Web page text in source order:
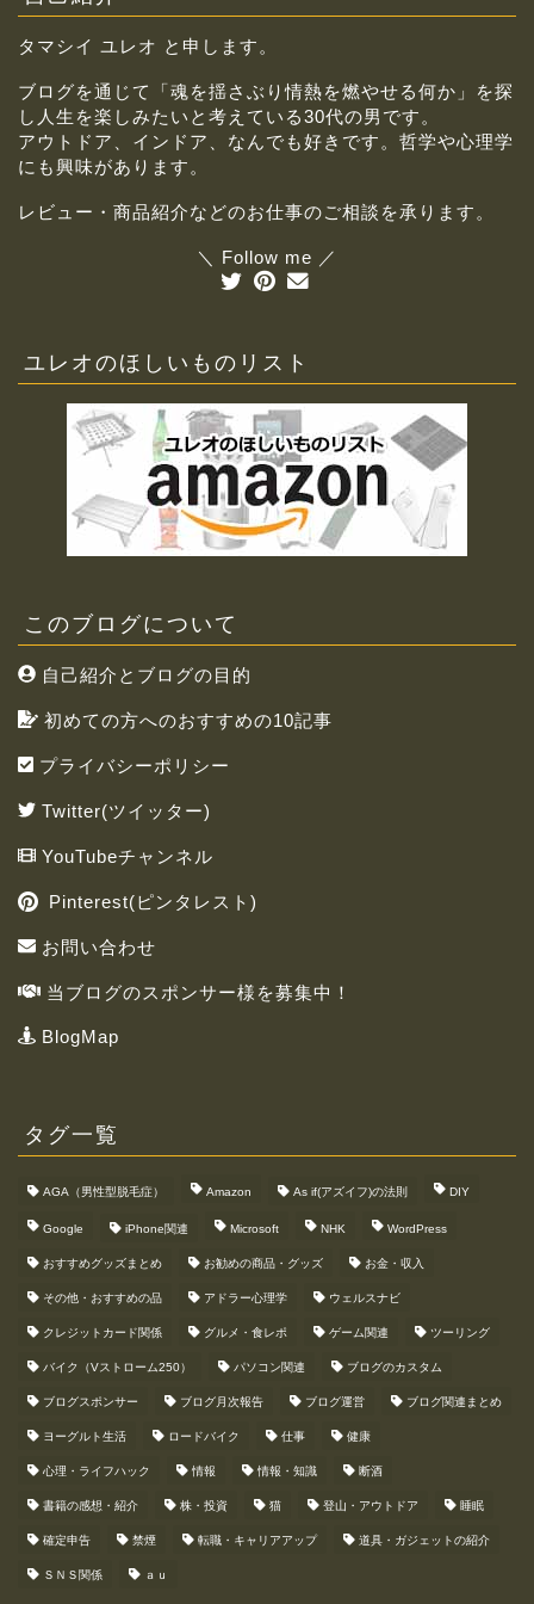
タマシイ ユレオ と申します。
ブログを通じて「魂を揺さぶり情熱を燃やせる何か」を探
し人生を楽しみたいと考えている30代の男です。
アウトドア、インドア、なんでも好きです。哲学や心理学
にも興味があります。
レビュー・商品紹介などのお仕事のご相談を承ります。
＼ Follow me ／
ユレオのほしいものリスト
このブログについて
自己紹介とブログの目的
初めての方へのおすすめの10記事
プライバシーポリシー
Twitter(ツイッター)
YouTubeチャンネル
Pinterest(ピンタレスト)
お問い合わせ
当ブログのスポンサー様を募集中！
BlogMap
タグ一覧
AGA（男性型脱毛症） Amazon As if(アズイフ)の法則 DIY
Google iPhone関連 Microsoft NHK WordPress
おすすめグッズまとめ お勧めの商品・グッズ お金・収入
その他・おすすめの品 アドラー心理学 ウェルスナビ
クレジットカード関係 グルメ・食レポ ゲーム関連 ツーリング
バイク（Vストローム250） パソコン関連 ブログのカスタム
ブログスポンサー ブログ月次報告 ブログ運営 ブログ関連まとめ
ヨーグルト生活 ロードバイク 仕事 健康
心理・ライフハック 情報 情報・知識 断酒
書籍の感想・紹介 株・投資 猫 登山・アウトドア 睡眠
確定申告 禁煙 転職・キャリアアップ 道具・ガジェットの紹介
ＳＮＳ関係 ａｕ